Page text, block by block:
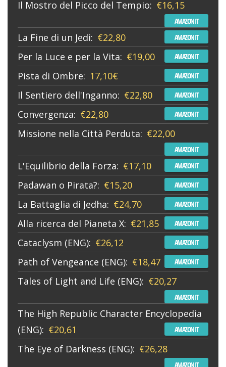
Il Mostro del Picco del Tempio: €16,15
AMAZON IT
La Fine di un Jedi: €22,80 AMAZON IT
Per la Luce e per la Vita: €19,00 AMAZON IT
Pista di Ombre: 17,10€ AMAZON IT
Il Sentiero dell'Inganno: €22,80 AMAZON IT
Convergenza: €22,80 AMAZON IT
Missione nella Città Perduta: €22,00
AMAZON IT
L'Equilibrio della Forza: €17,10 AMAZON IT
Padawan o Pirata?: €15,20 AMAZON IT
La Battaglia di Jedha: €24,70 AMAZON IT
Alla ricerca del Pianeta X: €21,85 AMAZON IT
Cataclysm (ENG): €26,12 AMAZON IT
Path of Vengeance (ENG): €18,47 AMAZON IT
Tales of Light and Life (ENG): €20,27
AMAZON IT
The High Republic Character Encyclopedia
(ENG): €20,61 AMAZON IT
The Eye of Darkness (ENG): €26,28
AMAZON IT